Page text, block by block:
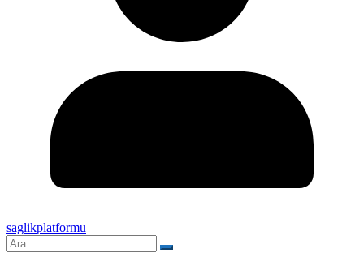
saglikplatformu